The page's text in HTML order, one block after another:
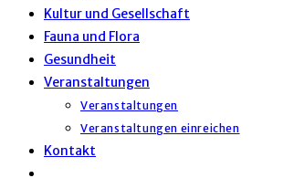
Kultur und Gesellschaft
Fauna und Flora
Gesundheit
Veranstaltungen
Veranstaltungen
Veranstaltungen einreichen
Kontakt